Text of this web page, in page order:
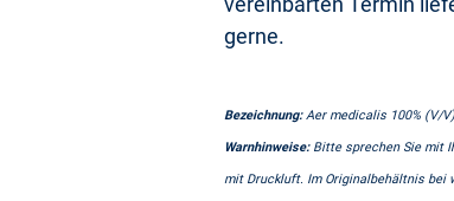
gerne.
Bezeichnung: Aer medicalis 100% (V/
Warnhinweise:Bitte sprechen Sie mit
mit Druckluft. Im Originalbehältnis bei